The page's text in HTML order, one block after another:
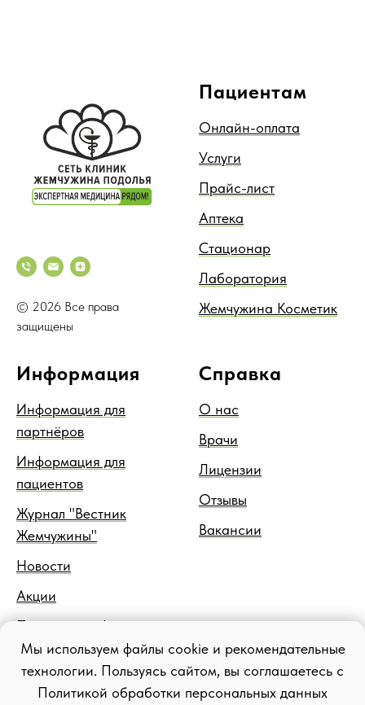
© 2026 Все права
защищены
Пациентам
Онлайн-оплата
Услуги
Прайс-лист
Аптека
Стационар
Лаборатория
Жемчужина Косметик
Информация
Информация для
партнёров
Информация для
пациентов
Журнал "Вестник
Жемчужины"
Новости
Акции
Правовая информация
Блог
Справка
О нас
Врачи
Лицензии
Отзывы
Вакансии
Мы используем файлы cookie и рекомендательные
технологии. Пользуясь сайтом, вы соглашаетесь с
Политикой обработки персональных данных